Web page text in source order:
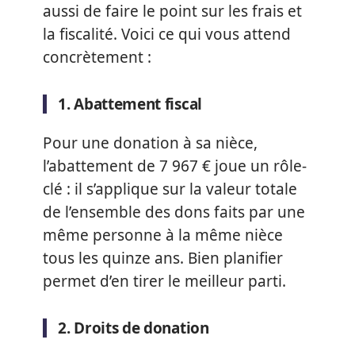
aussi de faire le point sur les frais et
la fiscalité. Voici ce qui vous attend
concrètement :
1. Abattement fiscal
Pour une donation à sa nièce,
l’abattement de 7 967 € joue un rôle-
clé : il s’applique sur la valeur totale
de l’ensemble des dons faits par une
même personne à la même nièce
tous les quinze ans. Bien planifier
permet d’en tirer le meilleur parti.
2. Droits de donation